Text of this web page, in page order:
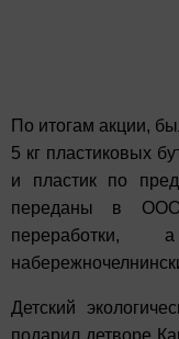
По итогам акции,
5 кг пластиковых
и пластик по
переданы в ООО
Детский